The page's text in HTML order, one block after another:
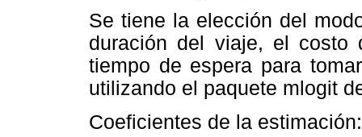
Se tiene la elección del
duración del viaje, el costo
tiempo de espera para
utilizando el paquete mlogit
Coeficientes de la estimación: